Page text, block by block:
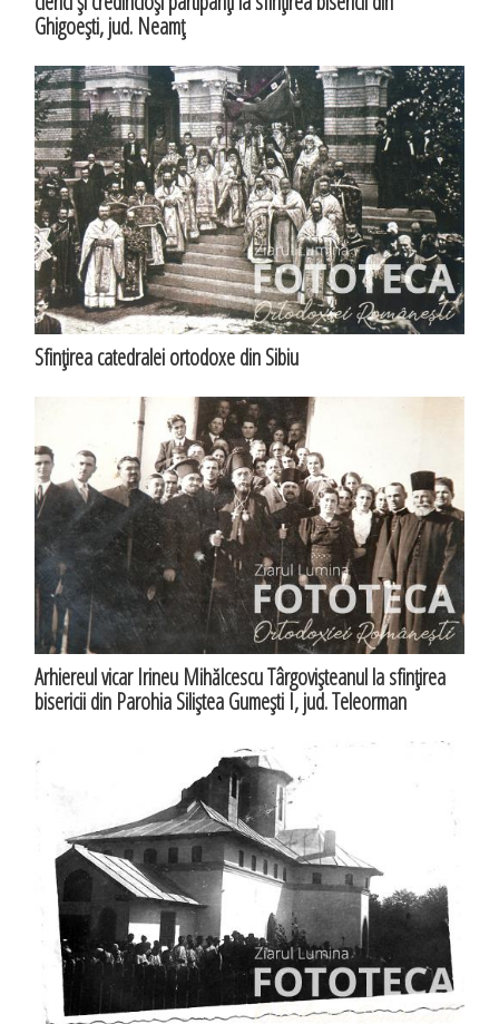
Ghigoeşti, jud. Neamţ
Sfinţirea catedralei ortodoxe din Sibiu
Arhiereul vicar Irineu Mihălcescu Târgovişteanul la sfinţirea
bisericii din Parohia Siliştea Gumeşti I, jud. Teleorman